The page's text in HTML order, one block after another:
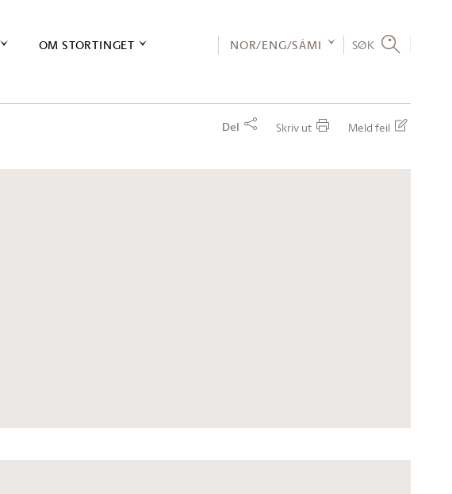
OM STORTINGET NOR/ENG/SÁMI SØK
Del Skriv ut Meld feil